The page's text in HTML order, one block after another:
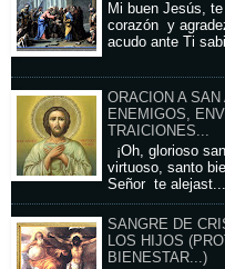
Mi buen Jesús,
corazón y
acudo ante Ti
ORACION A
ENEMIGOS,
TRAICIONES...
¡Oh, glorioso
virtuoso, santo
Señor te alejast...
SANGRE DE
LOS HIJOS
BIENESTAR...)